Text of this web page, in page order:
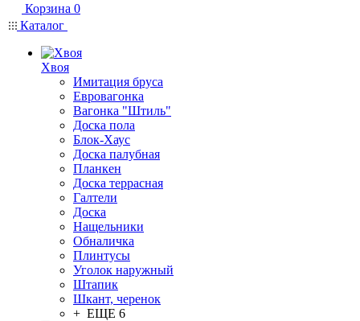
Корзина 0
Каталог
Хвоя
Имитация бруса
Евровагонка
Вагонка "Штиль"
Доска пола
Блок-Хаус
Доска палубная
Планкен
Доска террасная
Галтели
Доска
Нащельники
Обналичка
Плинтусы
Уголок наружный
Штапик
Шкант, черенок
+ ЕЩЕ 6